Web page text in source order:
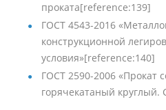
проката[reference:139]
ГОСТ 4543-2016
конструкционной
условия»[reference:140]
ГОСТ 2590-2006 «Прокат
горячекатаный